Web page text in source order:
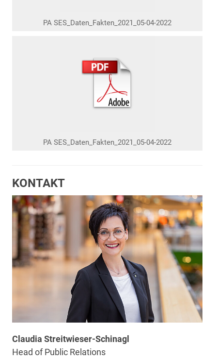
PA SES_Daten_Fakten_2021_05-04-2022
PA SES_Daten_Fakten_2021_05-04-2022
KONTAKT
Claudia Streitwieser-Schinagl
Head of Public Relations